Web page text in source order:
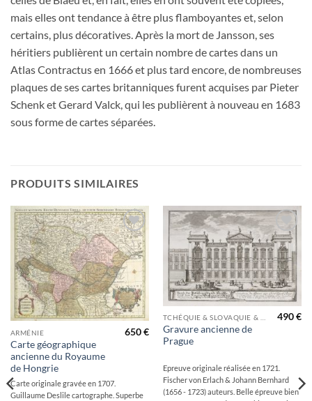
mais elles ont tendance à être plus flamboyantes et, selon
certains, plus décoratives. Après la mort de Jansson, ses
héritiers publièrent un certain nombre de cartes dans un
Atlas Contractus en 1666 et plus tard encore, de nombreuses
plaques de ses cartes britanniques furent acquises par Pieter
Schenk et Gerard Valck, qui les publièrent à nouveau en 1683
sous forme de cartes séparées.
PRODUITS SIMILAIRES
Ajouter
à la
wishlist
ARMÉNIE
Carte géographique
ancienne du Royaume
de Hongrie
650€
Carte originale gravée en 1707.
Guillaume Deslile cartographe. Superbe
Ajouter
à la
wishlist
Gravure ancienne de
Prague
490€
Epreuve originale réalisée en 1721.
Fischer von Erlach & Johann Bernhard
(1656 - 1723) auteurs. Belle épreuve bien